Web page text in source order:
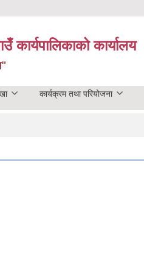
कार्यपालिकाको कार्यालय
कार्यक्रम तथा परियोजना